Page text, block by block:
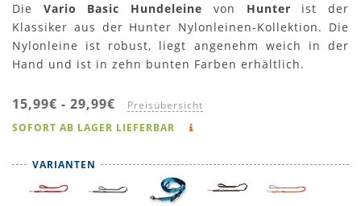
Die Vario Basic Hundeleine von Hunter ist der
Klassiker aus der Hunter Nylonleinen-Kollektion. Die
Nylonleine ist robust, liegt angenehm weich in der
Hand und ist in zehn bunten Farben erhältlich.
15,99€ - 29,99€ Preisübersicht
SOFORT AB LAGER LIEFERBAR
VARIANTEN